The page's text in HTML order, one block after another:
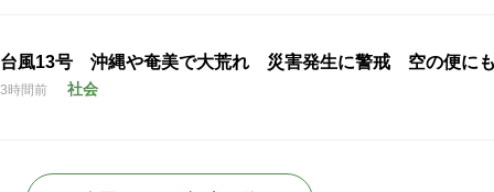
台風13号 沖縄や奄美で大荒れ 災害発生に警戒 空の便に
3時間前 社会